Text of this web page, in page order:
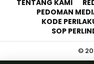
TENTANG KAMI
PEDOMAN
KODE
SOP
©